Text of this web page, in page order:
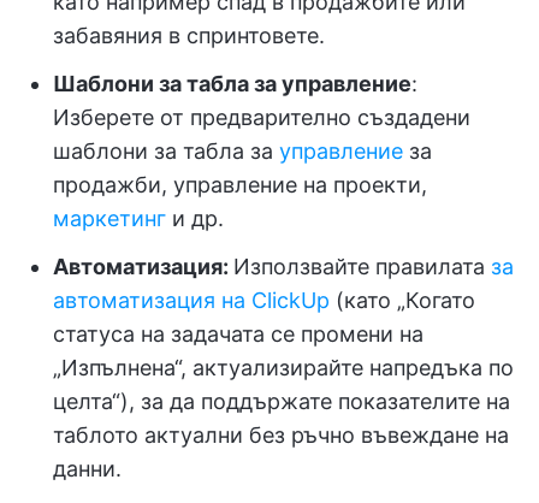
забавяния в спринтовете.
Шаблони за табла за управление:
Изберете от предварително създадени
шаблони за табла за управление за
продажби, управление на проекти,
маркетинг и др.
Автоматизация: Използвайте правилата за
автоматизация на ClickUp (като „Когато
статуса на задачата се промени на
„Изпълнена“, актуализирайте напредъка по
целта“), за да поддържате показателите на
таблото актуални без ръчно въвеждане на
данни.